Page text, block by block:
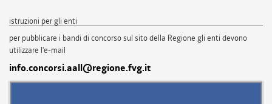
istruzioni per gli enti
per pubblicare i bandi di concorso sul sito della Regione gli enti devono
utilizzare l'e-mail
info.concorsi.aall@regione.fvg.it